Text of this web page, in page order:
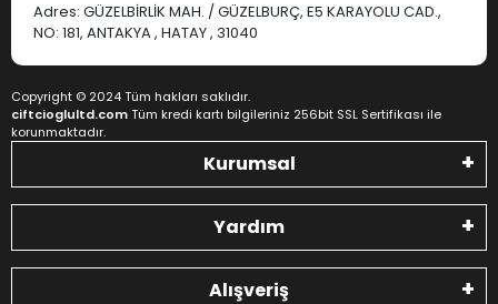
Adres: GÜZELBİRLİK MAH. / GÜZELBURÇ, E5 KARAYOLU CAD.,
NO: 181, ANTAKYA , HATAY , 31040
Copyright © 2024 Tüm hakları saklıdır.
ciftcioglultd.comTüm kredi kartı bilgileriniz 256bit SSL Sertifikası ile
korunmaktadır.
Kurumsal
Yardım
Alışveriş